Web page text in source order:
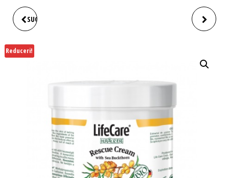
SUC ECOLOGIC, ALOE VERA CU
Reduceri!